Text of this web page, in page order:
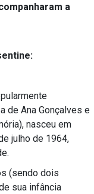
a
de Ana Gonçalves e
nasceu em
julho de 1964,
(sendo dois
sua infância